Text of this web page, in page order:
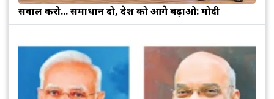
सवाल करो... समाधान दो, देश को आगे बढ़ाओ: मोदी